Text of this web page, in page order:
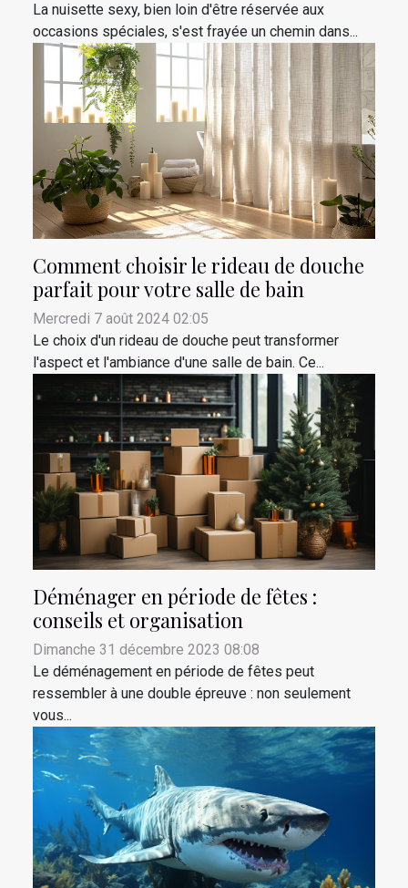
La nuisette sexy, bien loin d'être réservée aux
occasions spéciales, s'est frayée un chemin dans...
Comment choisir le rideau de douche
parfait pour votre salle de bain
Mercredi 7 août 2024 02:05
Le choix d'un rideau de douche peut transformer
l'aspect et l'ambiance d'une salle de bain. Ce...
Déménager en période de fêtes :
conseils et organisation
Dimanche 31 décembre 2023 08:08
Le déménagement en période de fêtes peut
ressembler à une double épreuve : non seulement
vous...